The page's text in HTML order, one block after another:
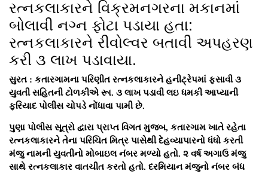
રત્નકલાકારને વિક્રમનગરના મકાનમાં
બોલાવી નગ્ન ફોટા પડાયા હતા:
રત્નકલાકારને રીવોલ્વર બતાવી અપહરણ
કરી ૩ લાખ પડાવાયા.
સુરત : કતારગામના પરિણીત રત્નકલાકારને હનીટ્રેપમાં ફસાવી ૩
યુવતી સહિતની ટોળકીએ રૂા. ૩ લાખ પડાવી લઇ ધમકી આપ્યાની
ફરિયાદ પોલીસ ચોપડે નોંધાવા પામી છે.
પુણા પોલીસ સૂત્રો દ્વારા પ્રાપ્ત વિગત મુજબ, કતારગામ ખાતે રહેતા
રત્નકલાકારને તેના પરિચિત મિત્ર પાસેથી દેહવ્યાપારનો ધંધો કરતી
મંજુ નામની યુવતીનો મોબાઇલ નંબર મળ્યો હતો. ૨ વર્ષ અગાઉ મંજુ
સાથે રત્નકલાકાર વાતચીત કરતો હતો. દરમિયાન મંજુનો નંબર બંધ